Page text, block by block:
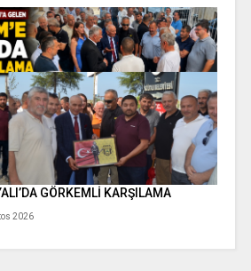
GÖRKEMLİ KARŞILAMA
2026